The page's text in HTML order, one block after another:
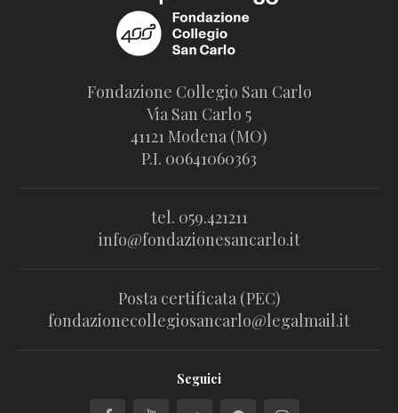
Fondazione Collegio San Carlo
Via San Carlo 5
41121 Modena (MO)
P.I. 00641060363
tel. 059.421211
info@fondazionesancarlo.it
Posta certificata (PEC)
fondazionecollegiosancarlo@legalmail.it
Seguici